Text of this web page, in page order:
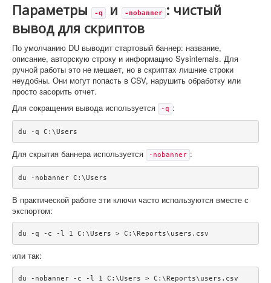
Параметры -q и -nobanner : чистый
вывод для скриптов
По умолчанию DU выводит стартовый баннер: название,
описание, авторскую строку и информацию Sysinternals. Для
ручной работы это не мешает, но в скриптах лишние строки
неудобны. Они могут попасть в CSV, нарушить обработку или
просто засорить отчет.
Для сокращения вывода используется
-q :
du -q C:\Users
Для скрытия баннера используется -nobanner :
du -nobanner C:\Users
В практической работе эти ключи часто используются вместе с
экспортом:
du -q -c -l 1 C:\Users > C:\Reports\users.csv
или так:
du -nobanner -c -l 1 C:\Users > C:\Reports\users.csv